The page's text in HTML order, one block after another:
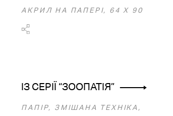
АКРИЛ НА ПАПЕРІ, 64 Х 90
ІЗ СЕРІЇ “ЗООПАТІЯ”
ПАПІР, ЗМІШАНА ТЕХНІКА,